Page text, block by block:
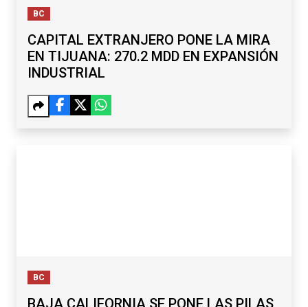
BC
CAPITAL EXTRANJERO PONE LA MIRA
EN TIJUANA: 270.2 MDD EN EXPANSIÓN
INDUSTRIAL
BC
BAJA CALIFORNIA SE PONE LAS PILAS